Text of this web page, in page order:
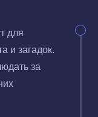
для
и загадок.
за